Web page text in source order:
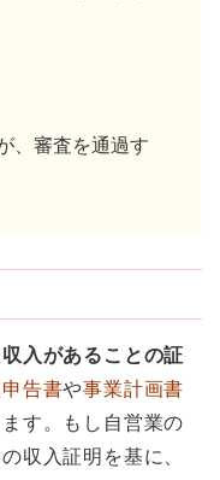
、審査を通過す
入があることの証
告書や事業計画書
す。もし自営業の
収入証明 を基に、